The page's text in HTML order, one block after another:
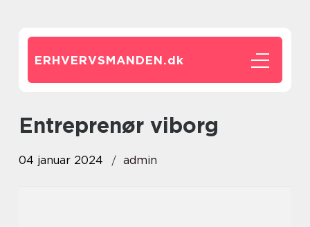
ERHVERVSMANDEN.dk
entreprenør viborg
04 januar 2024 admin